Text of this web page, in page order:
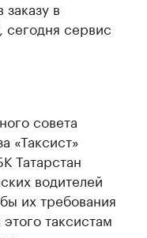
в
сервис
совета
«Таксист»
Татарстан
водителей
их требования
таксистам